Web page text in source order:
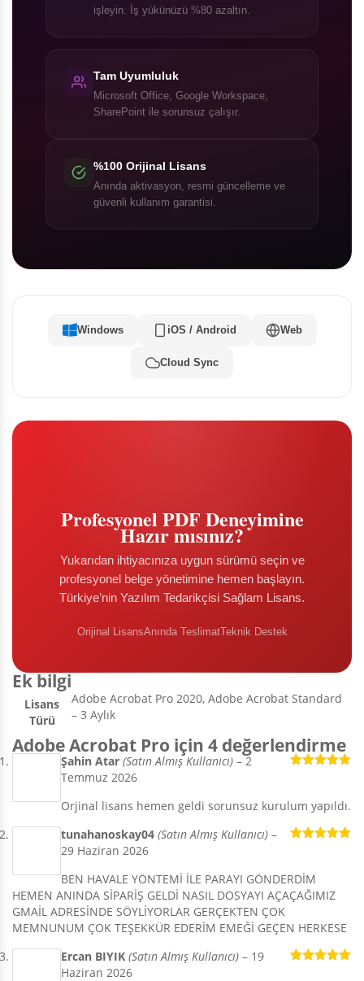
işleyin. İş yükünüzü %80 azaltın.
Tam Uyumluluk
Microsoft Office, Google Workspace,
SharePoint ile sorunsuz çalışır.
%100 Orijinal Lisans
Anında aktivasyon, resmi güncelleme ve
güvenli kullanım garantisi.
Windows iOS / Android Web
Cloud Sync
Profesyonel PDF Deneyimine
Hazır mısınız?
Yukarıdan ihtiyacınıza uygun sürümü seçin ve
profesyonel belge yönetimine hemen başlayın.
Türkiye’nin Yazılım Tedarikçisi Sağlam Lisans.
Orijinal LisansAnında TeslimatTeknik Destek
Ek bilgi
Lisans
Türü
Adobe Acrobat Pro 2020, Adobe Acrobat Standard
– 3 Aylık
Adobe Acrobat Pro için 4 değerlendirme
Şahin Atar (Satın Almış Kullanıcı) – 2
Temmuz 2026
Orjinal lisans hemen geldi sorunsuz kurulum yapıldı.
tunahanoskay04 (Satın Almış Kullanıcı) –
29 Haziran 2026
BEN HAVALE YÖNTEMİ İLE PARAYI GÖNDERDİM
HEMEN ANINDA SİPARİŞ GELDİ NASIL DOSYAYI AÇAÇAĞIMIZ
GMAİL ADRESİNDE SÖYLİYORLAR GERÇEKTEN ÇOK
MEMNUNUM ÇOK TEŞEKKÜR EDERİM EMEĞİ GEÇEN HERKESE
Ercan BIYIK (Satın Almış Kullanıcı) – 19
Haziran 2026